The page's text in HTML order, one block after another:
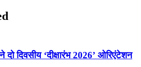
दो दिवसीय ‘दीक्षारंभ 2026’ ओरिएंटेशन